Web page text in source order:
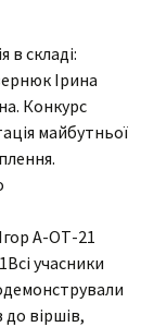
в складі:
Ірина
Конкурс
майбутньої
А-ОТ-21
учасники
до віршів,